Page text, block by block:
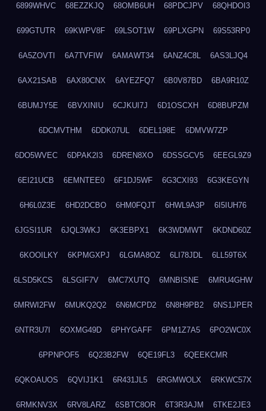
6899WHVC 68EZZKJQ 68OMB6UH 68PDCJPV 68QHDOI3
699GTUTR 69KWPV8F 69LSOT1W 69PLXGPN 69S53RP0
6A5ZOVTI 6A7TVFIW 6AMAWT34 6ANZ4C8L 6AS3LJQ4
6AX21SAB 6AX80CNX 6AYEZFQ7 6B0V87BD 6BA9R10Z
6BUMJY5E 6BVXINIU 6CJKUI7J 6D1OSCXH 6D8BUPZM
6DCMVTHM 6DDK07UL 6DEL198E 6DMVW7ZP
6DO5WVEC 6DPAK2I3 6DREN8XO 6DSSGCV5 6EEGL9Z9
6EI21UCB 6EMNTEE0 6F1DJ5WF 6G3CXI93 6G3KEGYN
6H6L0Z3E 6HD2DCBO 6HM0FQJT 6HWL9A3P 6I5IUH76
6JGSI1UR 6JQL3WKJ 6K3EBPX1 6K3WDMWT 6KDND60Z
6KOOILKY 6KPMGXPJ 6LGMA8OZ 6LI78JDL 6LL59T6X
6LSD5KCS 6LSGIF7V 6MC7XUTQ 6MNBISNE 6MRU4GHW
6MRWI2FW 6MUKQ2Q2 6N6MCPD2 6N8H9PB2 6NS1JPER
6NTR3U7I 6OXMG49D 6PHYGAFF 6PM1Z7A5 6PO2WC0X
6PPNPOF5 6Q23B2FW 6QE19FL3 6QEEKCMR
6QKOAUOS 6QVIJ1K1 6R431JL5 6RGMWOLX 6RKWC57X
6RMKNV3X 6RV8LARZ 6SBTC8OR 6T3R3AJM 6TKE2JE3